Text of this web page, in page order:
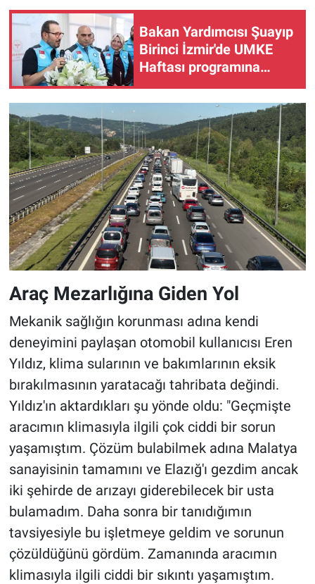
Bakan Yardımcısı Şuayıp
Birinci İzmir'de UMKE
Haftası programına
katıldı
Araç Mezarlığına Giden Yol
Mekanik sağlığın korunması adına kendi
deneyimini paylaşan otomobil kullanıcısı Eren
Yıldız, klima sularının ve bakımlarının eksik
bırakılmasının yaratacağı tahribata değindi.
Yıldız'ın aktardıkları şu yönde oldu: "Geçmişte
aracımın klimasıyla ilgili çok ciddi bir sorun
yaşamıştım. Çözüm bulabilmek adına Malatya
sanayisinin tamamını ve Elazığ'ı gezdim ancak
iki şehirde de arızayı giderebilecek bir usta
bulamadım. Daha sonra bir tanıdığımın
tavsiyesiyle bu işletmeye geldim ve sorunun
çözüldüğünü gördüm. Zamanında aracımın
klimasıyla ilgili ciddi bir sıkıntı yaşamıştım.